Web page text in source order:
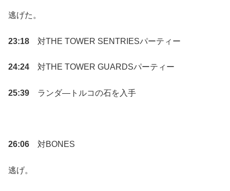
逃げた。
23:18 対THE TOWER SENTRIESパーティー
24:24 対THE TOWER GUARDSパーティー
25:39 ランダ―トルコの石を入手
26:06 対BONES
逃げ。